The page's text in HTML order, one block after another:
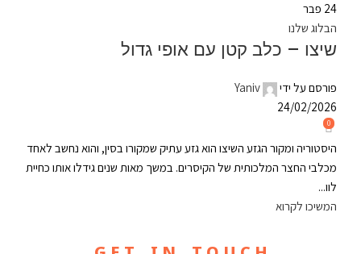
24 פבר
הבלוג שלנו
שיצו – כלב קטן עם אופי גדול
פורסם על ידי
Yaniv
24/02/2026
0
היסטוריה ומקור הגזע השיצו הוא גזע עתיק שמקורו בסין, והוא נחשב לאחד
מכלבי החצר המלכותית של הקיסרים. במשך מאות שנים גידלו אותו כחיית
לוו...
המשיכו לקרוא